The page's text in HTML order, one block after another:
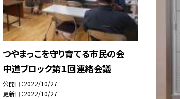
つやまっこを守り育てる市民の会
中道ブロック第１回連絡会議
公開日 2022/10/27
更新日 2022/10/27